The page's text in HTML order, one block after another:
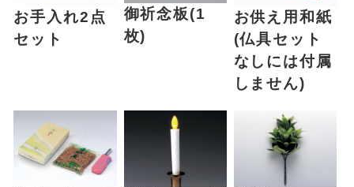
お手入れ2点
セット
御祈念板(1
枚)
お供え用和紙
(仏具セット
なしには付属
しません)